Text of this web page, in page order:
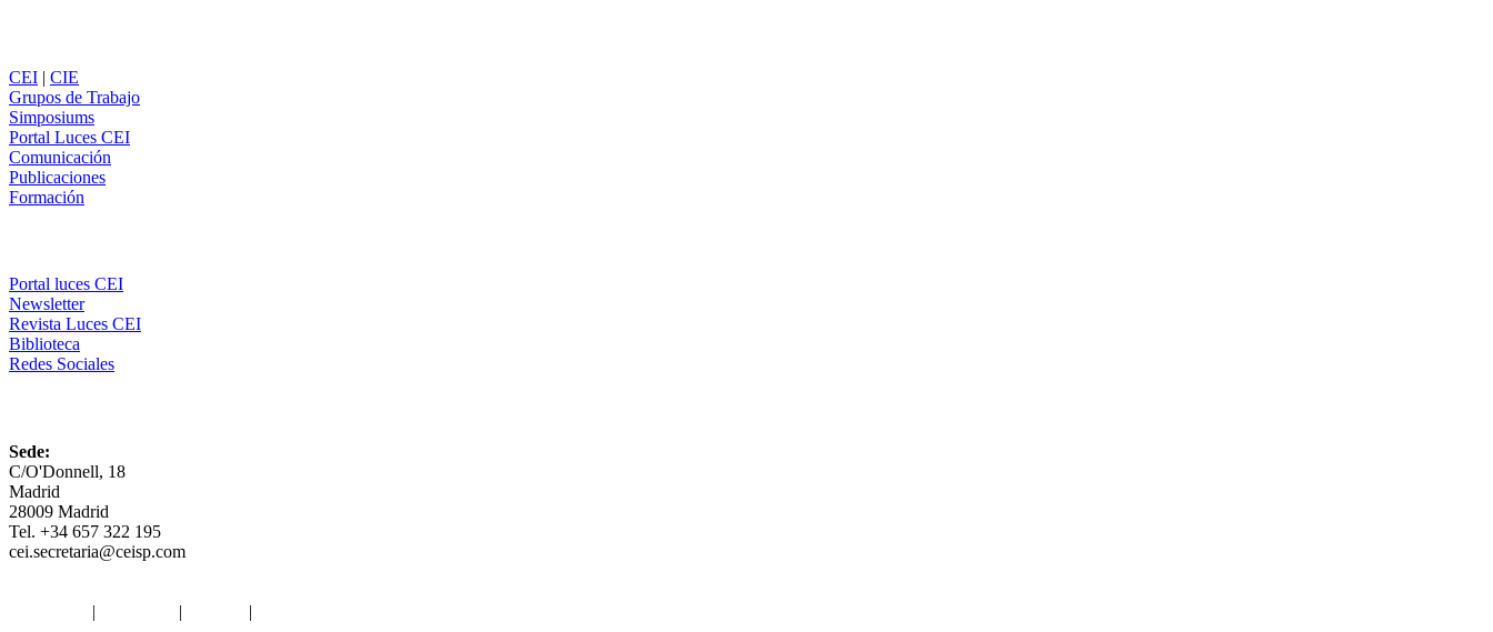
CEI | CIE
Grupos de Trabajo
Simposiums
Portal Luces CEI
Comunicación
Publicaciones
Formación
Portal luces CEI
Newsletter
Revista Luces CEI
Biblioteca
Redes Sociales
Sede:
C/O'Donnell, 18
Madrid
28009 Madrid
Tel. +34 657 322 195
cei.secretaria@ceisp.com
| | |